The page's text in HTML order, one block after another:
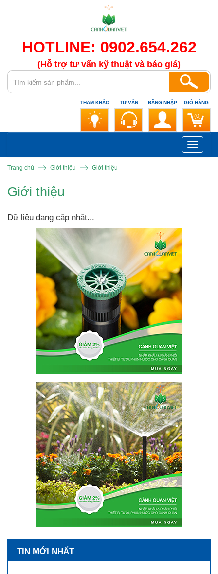
HOTLINE: 0902.654.262
(Hỗ trợ tư vấn kỹ thuật và báo giá)
THAM KHẢO TƯ VẤN ĐĂNG NHẬP GIỎ HÀNG
(0)
Toggle
Trang chủ Giới thiệu Giới thiệu
Giới thiệu
Dữ liệu đang cập nhật...
TIN MỚI NHẤT